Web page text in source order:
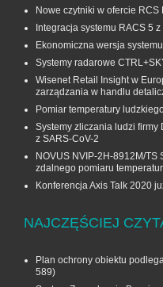
Nowe czytniki w ofercie RCS
Integracja systemu RACS 5
Ekonomiczna wersja
Systemy radarowe
Wisenet Retail Insight w
zarządzania w handlu
Pomiar temperatury
Systemy zliczania ludzi
z SARS-CoV-2
NOVUS NVIP-2H-8912M/
zdalnego pomiaru
Konferencja Axis Talk 2020
NAJCZĘŚCIEJ
Plan ochrony obiektu
589)